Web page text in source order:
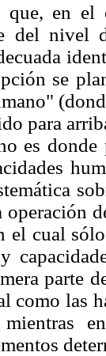
en el
del nivel
se
para
es
operación
cual
parte
como las